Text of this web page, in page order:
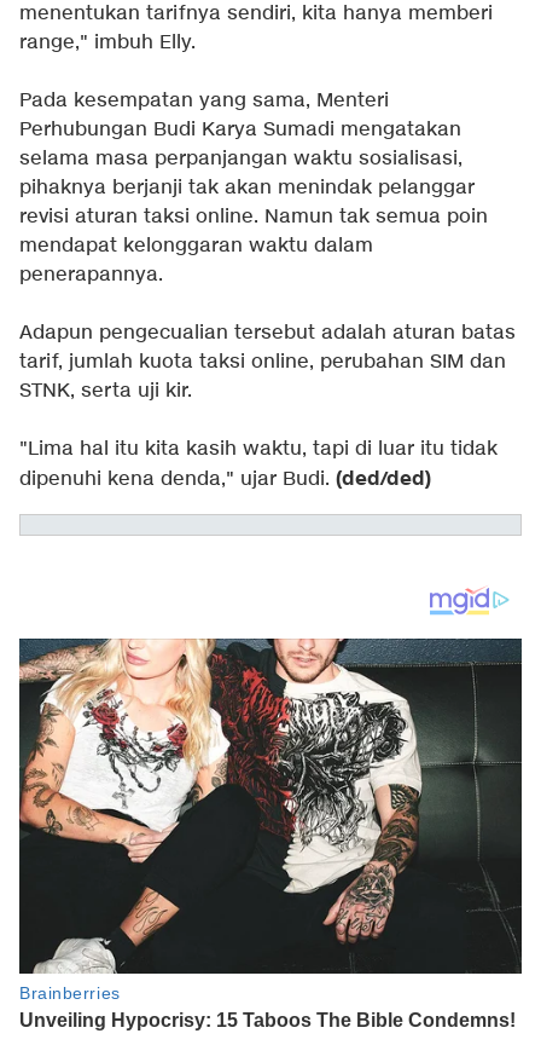
menentukan tarifnya sendiri, kita hanya memberi
range," imbuh Elly.
Pada kesempatan yang sama, Menteri
Perhubungan Budi Karya Sumadi mengatakan
selama masa perpanjangan waktu sosialisasi,
pihaknya berjanji tak akan menindak pelanggar
revisi aturan taksi online. Namun tak semua poin
mendapat kelonggaran waktu dalam
penerapannya.
Adapun pengecualian tersebut adalah aturan batas
tarif, jumlah kuota taksi online, perubahan SIM dan
STNK, serta uji kir.
"Lima hal itu kita kasih waktu, tapi di luar itu tidak
dipenuhi kena denda," ujar Budi. (ded/ded)